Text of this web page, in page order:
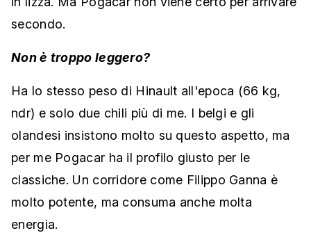
secondo.
Non è troppo leggero?
Ha lo stesso peso di Hinault all'epoca (66 kg,
ndr) e solo due chili più di me. I belgi e gli
olandesi insistono molto su questo aspetto, ma
per me Pogacar ha il profilo giusto per le
classiche. Un corridore come Filippo Ganna è
molto potente, ma consuma anche molta
energia.